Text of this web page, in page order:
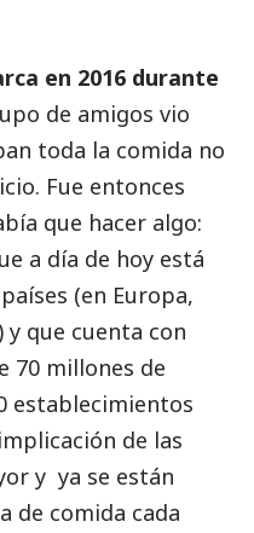
en 2016 durante
de amigos vio
toda la comida no
Fue entonces
que hacer algo:
a día de hoy está
(en Europa,
y que cuenta con
70 millones de
establecimientos
de las
y ya se están
de comida cada